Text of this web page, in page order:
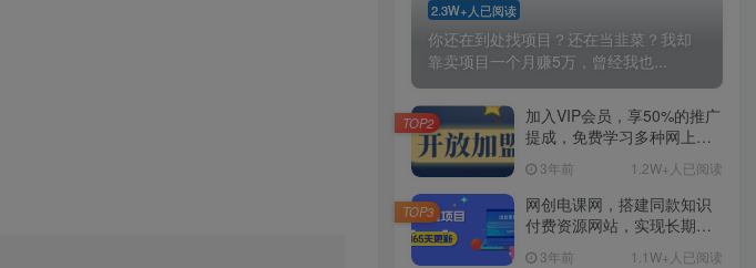
2.3W+人已阅读
你还在到处找项目？还在当韭菜？我却
靠卖项目一个月赚5万，曾经我也...
加入VIP会员，享50%的推广
提成，免费学习多种网上创
3年前 1.2W+人已阅读
TOP2
网创电课网，搭建同款知识
付费资源网站，实现长期稳
3年前 1.1W+人已阅读
TOP3